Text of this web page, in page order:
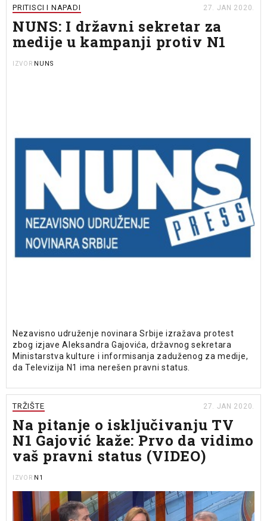
PRITISCI I NAPADI 27. JAN 2020.
NUNS: I državni sekretar za
medije u kampanji protiv N1
IZVOR NUNS
Nezavisno udruženje novinara Srbije izražava protest
zbog izjave Aleksandra Gajovića, državnog sekretara
Ministarstva kulture i informisanja zaduženog za medije,
da Televizija N1 ima nerešen pravni status.
TRŽIŠTE 27. JAN 2020.
Na pitanje o isključivanju TV
N1 Gajović kaže: Prvo da vidimo
vaš pravni status (VIDEO)
IZVOR N1